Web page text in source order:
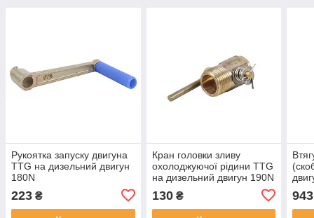
Рукоятка запуску двигуна
TTG на дизельний двигун
180N
223 ₴
Кран головки зливу
охолоджуючої рідини TTG
на дизельний двигун 190N
130₴ 943